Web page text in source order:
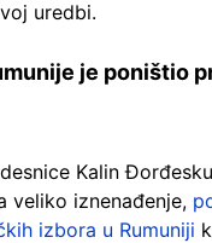
uredbi.
je poništio
Kalin
veliko iznenađenje,
izbora u Rumuniji